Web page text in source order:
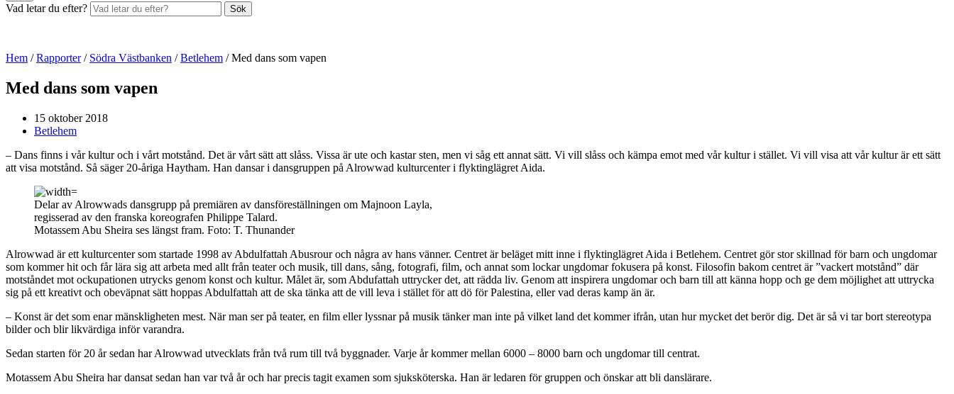
Vad letar du efter? Sök
Hem /Rapporter/ Södra Västbanken /Betlehem /Med dans som vapen
Med dans som vapen
15 oktober 2018
Betlehem
– Dans finns i vår kultur och i vårt motstånd. Det är vårt sätt att slåss. Vissa är ute och kastar sten, men vi såg ett annat sätt. Vi vill slåss och kämpa emot med vår kultur i stället. Vi vill visa att vår kultur är ett sätt
att visa motstånd. Så säger 20-åriga Haytham. Han dansar i dansgruppen på Alrowwad kulturcenter i flyktinglägret Aida.
Delar av Alrowwads dansgrupp på premiären av dansföreställningen om Majnoon Layla,
regisserad av den franska koreografen Philippe Talard.
Motassem Abu Sheira ses längst fram. Foto: T. Thunander
Alrowwad är ett kulturcenter som startade 1998 av Abdulfattah Abusrour och några av hans vänner. Centret är beläget mitt inne i flyktinglägret Aida i Betlehem. Centret gör stor skillnad för barn och ungdomar
som kommer hit och får lära sig att arbeta med allt från teater och musik, till dans, sång, fotografi, film, och annat som lockar ungdomar fokusera på konst. Filosofin bakom centret är ”vackert motstånd” där
motståndet mot ockupationen utrycks genom konst och kultur. Målet är, som Abdufattah uttrycker det, att rädda liv. Genom att inspirera ungdomar och barn till att känna hopp och ge dem möjlighet att uttrycka
sig på ett kreativt och obeväpnat sätt hoppas Abdulfattah att de ska tänka att de vill leva i stället för att dö för Palestina, eller vad deras kamp än är.
– Konst är det som enar mänskligheten mest. När man ser på teater, en film eller lyssnar på musik tänker man inte på vilket land det kommer ifrån, utan hur mycket det berör dig. Det är så vi tar bort stereotypa
bilder och blir likvärdiga inför varandra.
Sedan starten för 20 år sedan har Alrowwad utvecklats från två rum till två byggnader. Varje år kommer mellan 6000 – 8000 barn och ungdomar till centrat.
Motassem Abu Sheira har dansat sedan han var två år och har precis tagit examen som sjuksköterska. Han är ledaren för gruppen och önskar att bli danslärare.